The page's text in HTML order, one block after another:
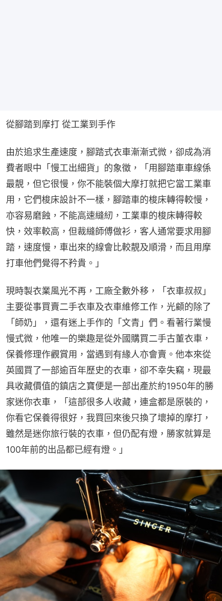
從腳踏到摩打 從工業到手作
由於追求生產速度，腳踏式衣車漸漸式微，卻成為消
費者眼中「慢工出細貨」的象徵，「用腳踏車車線係
最靚，但它很慢，你不能裝個大摩打就把它當工業車
用，它們梭床設計不一樣，腳踏車的梭床轉得較慢，
亦容易磨蝕，不能高速縫紉，工業車的梭床轉得較
快，效率較高，但裁縫師傅做衫，客人通常要求用腳
踏，速度慢，車出來的線會比較靚及順滑，而且用摩
打車他們覺得不矜貴。」
現時製衣業風光不再，工廠全數外移，「衣車叔叔」
主要從事買賣二手衣車及衣車維修工作，光顧的除了
「師奶」，還有迷上手作的「文青」們。看著行業慢
慢式微，他唯一的樂趣是從外國購買二手古董衣車，
保養修理作觀賞用，當遇到有緣人亦會賣。他本來從
英國買了一部逾百年歷史的衣車，卻不幸失竊，現最
具收藏價值的鎮店之寶便是一部出產於約1950年的勝
家迷你衣車，「這部很多人收藏，連盒都是原裝的，
你看它保養得很好，我買回來後只換了壞掉的摩打，
雖然是迷你旅行裝的衣車，但仍配有燈，勝家就算是
100年前的出品都已經有燈。」